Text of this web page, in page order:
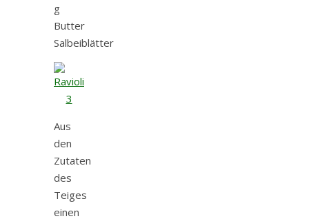
g
Butter
Salbeiblätter
Aus
den
Zutaten
des
Teiges
einen